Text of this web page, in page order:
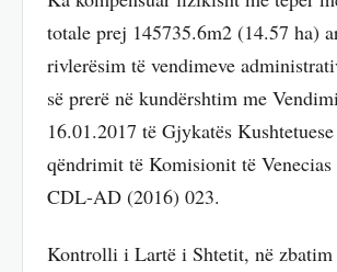
totale prej 145735.6m2 (14.57 ha)
rivlerësim të vendimeve
së prerë në kundërshtim me
16.01.2017 të Gjykatës
qëndrimit të Komisionit të Venecias
CDL-AD (2016) 023.
Kontrolli i Lartë i Shtetit, në